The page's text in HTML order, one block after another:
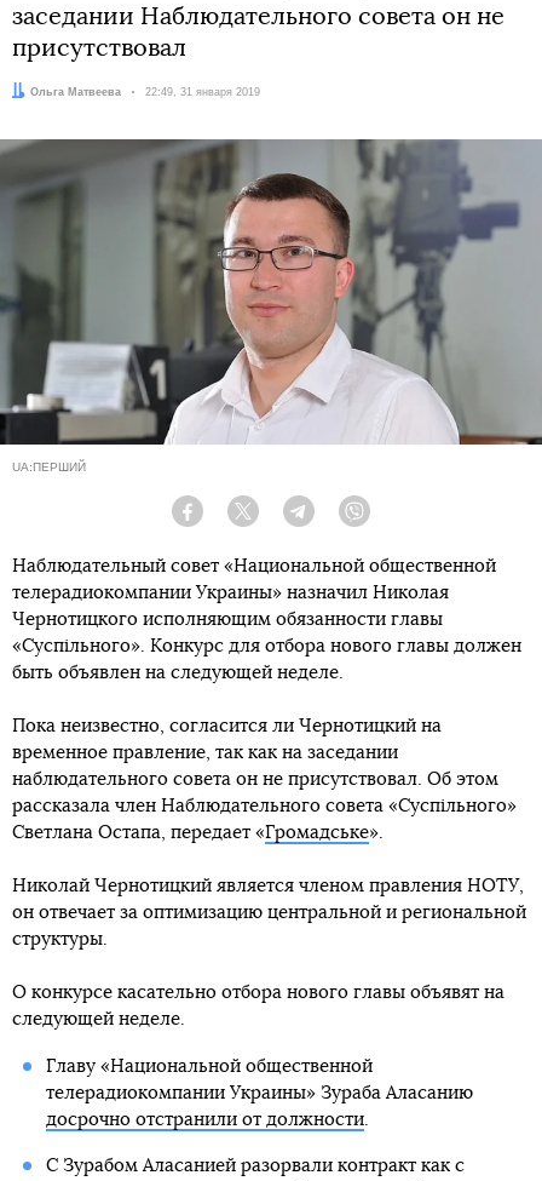
заседании Наблюдательного совета он не
присутствовал
Автор:
Ольга Матвеева Дата:
22:49, 31 января 2019
UA:ПЕРШИЙ
Facebook Twitter Telegram
Наблюдательный совет «Национальной общественной
телерадиокомпании Украины» назначил Николая
Чернотицкого исполняющим обязанности главы
«Суспільного». Конкурс для отбора нового главы должен
быть объявлен на следующей неделе.
Пока неизвестно, согласится ли Чернотицкий на
временное правление, так как на заседании
наблюдательного совета он не присутствовал. Об этом
рассказала член Наблюдательного совета «Суспільного»
Светлана Остапа, передает «Громадське».
Николай Чернотицкий является членом правления НОТУ,
он отвечает за оптимизацию центральной и региональной
структуры.
О конкурсе касательно отбора нового главы объявят на
следующей неделе.
Главу «Национальной общественной
телерадиокомпании Украины» Зураба Аласанию
досрочно отстранили от должности.
С Зурабом Аласанией разорвали контракт как с